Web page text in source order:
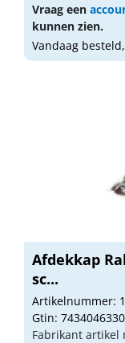
Vraag een
kunnen zien.
Vandaag
Afdekkap
sc...
Artikelnummer:
Gtin:
Fabrikant artikel